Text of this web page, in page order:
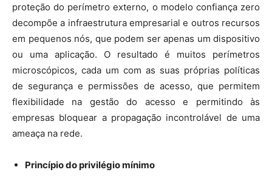
proteção do perímetro externo, o modelo confiança zero
decompõe a infraestrutura empresarial e outros recursos
em pequenos nós, que podem ser apenas um dispositivo
ou uma aplicação. O resultado é muitos perímetros
microscópicos, cada um com as suas próprias políticas
de segurança e permissões de acesso, que permitem
flexibilidade na gestão do acesso e permitindo às
empresas bloquear a propagação incontrolável de uma
ameaça na rede.
Princípio do privilégio mínimo